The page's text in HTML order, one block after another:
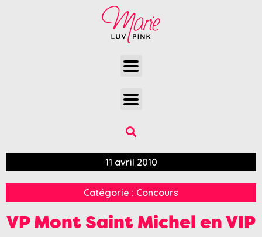
11 avril 2010
Catégorie : Concours
VP Mont Saint Michel en VIP